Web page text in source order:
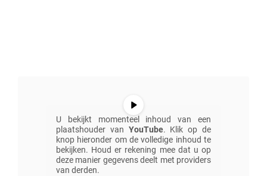
U bekijkt momenteel inhoud van een
plaatshouder van YouTube. Klik op de
knop hieronder om de volledige inhoud te
bekijken. Houd er rekening mee dat u op
deze manier gegevens deelt met providers
van derden.